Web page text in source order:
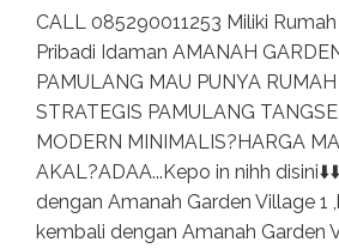
CALL 085290011253 Miliki
Pribadi Idaman AMANAH
PAMULANG MAU PUNYA
STRATEGIS PAMULANG
MODERN MINIMALIS?HARGA
AKAL?ADAA...Kepo in nihh
dengan Amanah Garden Village 1
kembali dengan Amanah Garden